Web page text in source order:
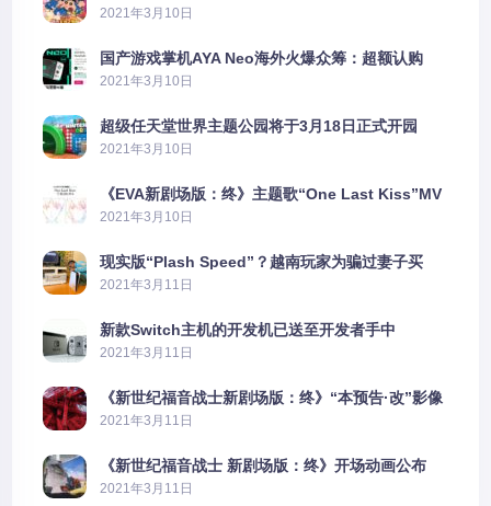
2021年3月10日
国产游戏掌机AYA Neo海外火爆众筹：超额认购
2606%
2021年3月10日
超级任天堂世界主题公园将于3月18日正式开园
2021年3月10日
《EVA新剧场版：终》主题歌“One Last Kiss”MV
公布
2021年3月10日
现实版“Plash Speed”？越南玩家为骗过妻子买
PS5上演好戏
2021年3月11日
新款Switch主机的开发机已送至开发者手中
2021年3月11日
《新世纪福音战士新剧场版：终》“本预告·改”影像
公开
2021年3月11日
《新世纪福音战士 新剧场版：终》开场动画公布
2021年3月11日